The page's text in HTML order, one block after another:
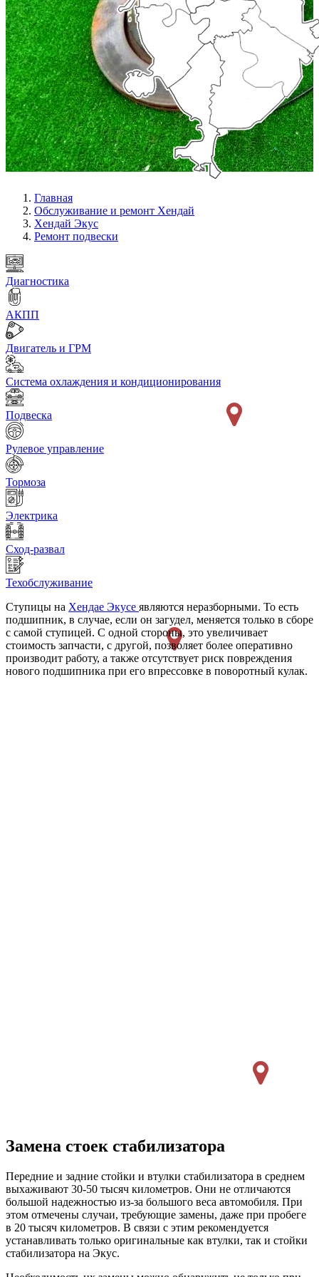
Главная
Обслуживание и ремонт Хендай
Хендай Экус
Ремонт подвески
Диагностика
АКПП
Двигатель и ГРМ
Система охлаждения и кондиционирования
Подвеска
Рулевое управление
Тормоза
Электрика
Сход-развал
Техобслуживание
Ступицы на Хендае Экусе являются неразборными. То есть
подшипник, в случае, если он загудел, меняется только в сборе
с самой ступицей. С одной стороны, это увеличивает
стоимость запчасти, с другой, позволяет более оперативно
производит работу, а также отсутствует риск повреждения
нового подшипника при его впрессовке в поворотный кулак.
Замена стоек стабилизатора
Передние и задние стойки и втулки стабилизатора в среднем
выхаживают 30-50 тысяч километров. Они не отличаются
большой надежностью из-за большого веса автомобиля. При
этом отмечены случаи, требующие замены, даже при пробеге
в 20 тысяч километров. В связи с этим рекомендуется
устанавливать только оригинальные как втулки, так и стойки
стабилизатора на Экус.